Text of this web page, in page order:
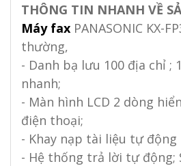
THÔNG TIN NHANH VỀ
Máy fax PANASONIC KX-
thường,
- Danh bạ lưu 100 địa chỉ ;
nhanh;
- Màn hình LCD 2 dòng
điện thoại;
- Khay nạp tài liệu tự động
- Hệ thống trả lời tự động;